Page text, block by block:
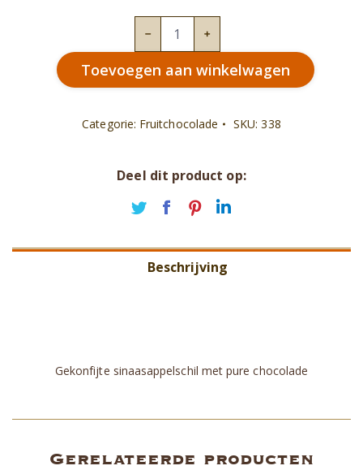
Sinaasschil
fruitchocolade
aantal
Toevoegen aan winkelwagen
Categorie: Fruitchocolade SKU:338
Deel dit product op:
Deel
Twitter
Deel
Facebook
Deel
Pinterest
LinkedIn
Beschrijving
Gekonfijte sinaasappelschil met pure chocolade
Gerelateerde producten